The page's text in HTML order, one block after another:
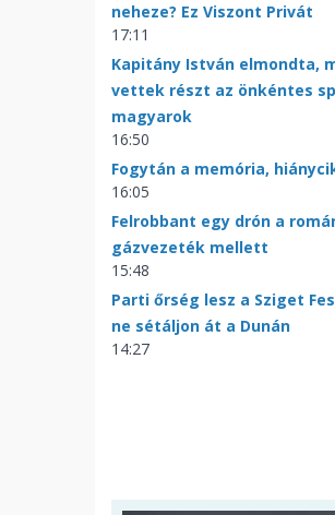
neheze? Ez Viszont Privát
17:11
Kapitány István elmondta,
vettek részt az önkéntes
magyarok
16:50
Fogytán a memória,
16:05
Felrobbant egy drón a
gázvezeték mellett
15:48
Parti őrség lesz a Sziget
ne sétáljon át a Dunán
14:27